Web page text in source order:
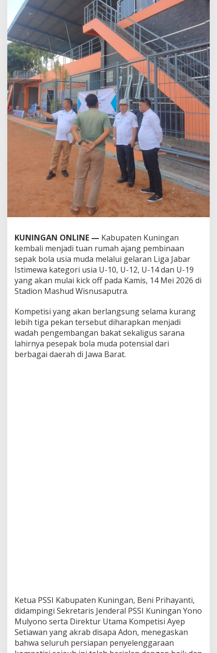
KUNINGAN ONLINE — Kabupaten Kuningan
kembali menjadi tuan rumah ajang pembinaan
sepak bola usia muda melalui gelaran Liga Jabar
Istimewa kategori usia U-10, U-12, U-14 dan U-19
yang akan mulai kick off pada Kamis, 14 Mei 2026 di
Stadion Mashud Wisnusaputra.
Kompetisi yang akan berlangsung selama kurang
lebih tiga pekan tersebut diharapkan menjadi
wadah pengembangan bakat sekaligus sarana
lahirnya pesepak bola muda potensial dari
berbagai daerah di Jawa Barat.
Ketua PSSI Kabupaten Kuningan, Beni Prihayanti,
didampingi Sekretaris Jenderal PSSI Kuningan Yono
Mulyono serta Direktur Utama Kompetisi Ayep
Setiawan yang akrab disapa Adon, menegaskan
bahwa seluruh persiapan penyelenggaraan